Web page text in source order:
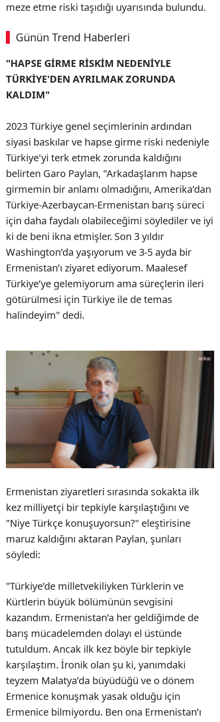
meze etme riski taşıdığı uyarısında bulundu.
Günün Trend Haberleri
00:03 / 08:15
"HAPSE GİRME RİSKİM NEDENİYLE
TÜRKİYE'DEN AYRILMAK ZORUNDA
KALDIM"
2023 Türkiye genel seçimlerinin ardından
siyasi baskılar ve hapse girme riski nedeniyle
Türkiye'yi terk etmek zorunda kaldığını
belirten Garo Paylan, "Arkadaşlarım hapse
girmemin bir anlamı olmadığını, Amerika’dan
Türkiye-Azerbaycan-Ermenistan barış süreci
için daha faydalı olabileceğimi söylediler ve iyi
ki de beni ikna etmişler. Son 3 yıldır
Washington’da yaşıyorum ve 3-5 ayda bir
Ermenistan’ı ziyaret ediyorum. Maalesef
Türkiye’ye gelemiyorum ama süreçlerin ileri
götürülmesi için Türkiye ile de temas
halindeyim" dedi.
Ermenistan ziyaretleri sırasında sokakta ilk
kez milliyetçi bir tepkiyle karşılaştığını ve
"Niye Türkçe konuşuyorsun?" eleştirisine
maruz kaldığını aktaran Paylan, şunları
söyledi:
"Türkiye’de milletvekiliyken Türklerin ve
Kürtlerin büyük bölümünün sevgisini
kazandım. Ermenistan’a her geldiğimde de
barış mücadelemden dolayı el üstünde
tutuldum. Ancak ilk kez böyle bir tepkiyle
karşılaştım. İronik olan şu ki, yanımdaki
teyzem Malatya’da büyüdüğü ve o dönem
Ermenice konuşmak yasak olduğu için
Ermenice bilmiyordu. Ben ona Ermenistan’ı